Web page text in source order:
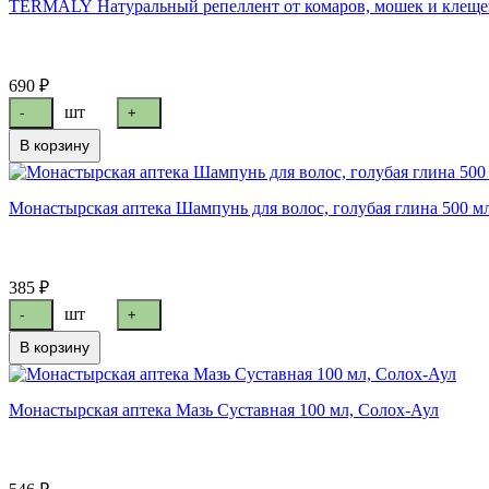
TERMALY Натуральный репеллент от комаров, мошек и
690 ₽
- шт +
В корзину
Монастырская аптека Шампунь для волос, голубая глина 500
385 ₽
- шт +
В корзину
Монастырская аптека Мазь Суставная 100 мл, Солох-Аул